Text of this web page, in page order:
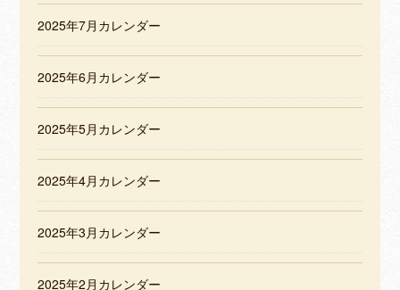
2025年7月カレンダー
2025年6月カレンダー
2025年5月カレンダー
2025年4月カレンダー
2025年3月カレンダー
2025年2月カレンダー